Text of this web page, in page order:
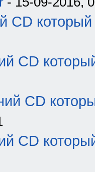
CD который
CD
CD
CD